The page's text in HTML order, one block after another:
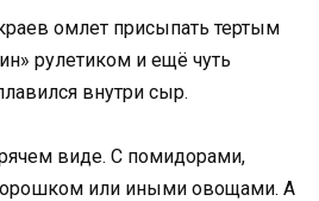
омлет присыпать тертым
рулетиком и ещё чуть
внутри сыр.
виде. С помидорами,
или иными овощами. А